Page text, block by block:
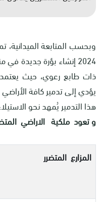
وبحسب المتابعة
2024 إنشاء بؤرة جديدة
ذات طابع رعوي، حيث
يؤدي إلى تدمير كافة الأراضي
هذا التدمير يُمهد نحو
و تعود ملكية الاراضي
المزارع المتضرر